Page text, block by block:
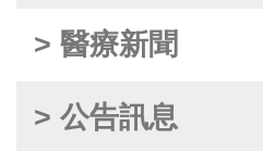
> 醫療新聞
> 公告訊息